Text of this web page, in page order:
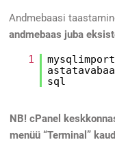
Andmebaasi
andmebaas juba
1
sql
NB! cPanel
menüü “Terminal”